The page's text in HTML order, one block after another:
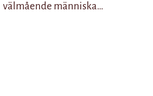
välmående människa…